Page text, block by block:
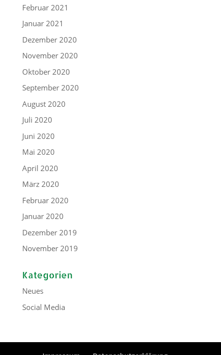
Februar 2021
Januar 2021
Dezember 2020
November 2020
Oktober 2020
September 2020
August 2020
Juli 2020
Juni 2020
Mai 2020
April 2020
März 2020
Februar 2020
Januar 2020
Dezember 2019
November 2019
Kategorien
Neues
Social Media